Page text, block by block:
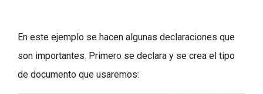
En este ejemplo se hacen algunas declaraciones que
son importantes. Primero se declara y se crea el tipo
de documento que usaremos: